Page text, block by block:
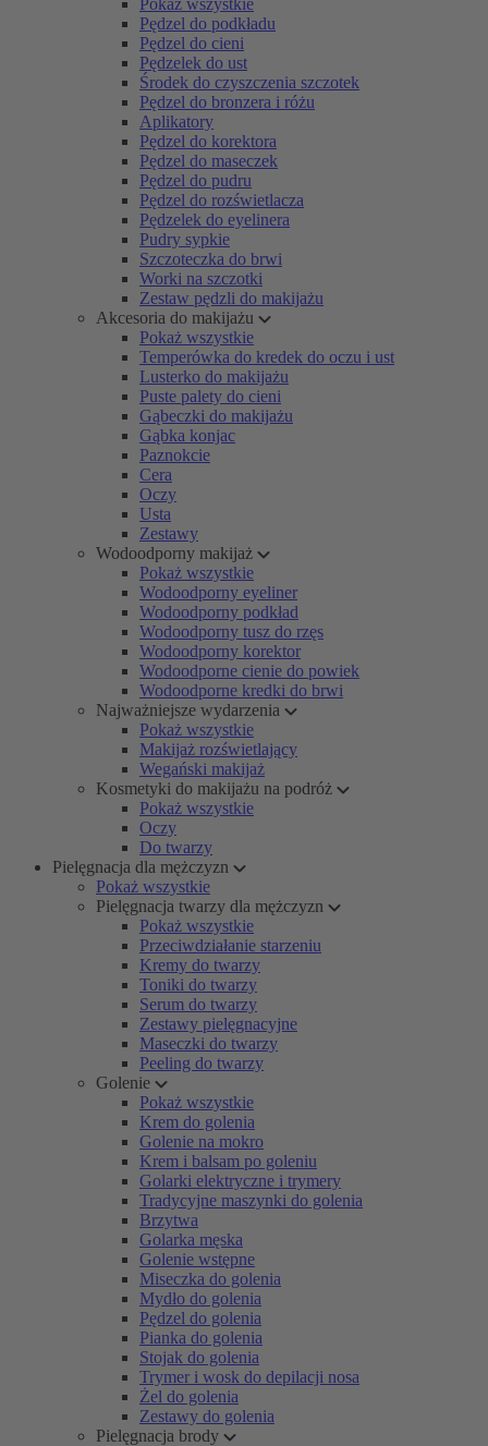
Pokaż wszystkie
Pędzel do podkładu
Pędzel do cieni
Pędzelek do ust
Środek do czyszczenia szczotek
Pędzel do bronzera i różu
Aplikatory
Pędzel do korektora
Pędzel do maseczek
Pędzel do pudru
Pędzel do rozświetlacza
Pędzelek do eyelinera
Pudry sypkie
Szczoteczka do brwi
Worki na szczotki
Zestaw pędzli do makijażu
Akcesoria do makijażu
Pokaż wszystkie
Temperówka do kredek do oczu i ust
Lusterko do makijażu
Puste palety do cieni
Gąbeczki do makijażu
Gąbka konjac
Paznokcie
Cera
Oczy
Usta
Zestawy
Wodoodporny makijaż
Pokaż wszystkie
Wodoodporny eyeliner
Wodoodporny podkład
Wodoodporny tusz do rzęs
Wodoodporny korektor
Wodoodporne cienie do powiek
Wodoodporne kredki do brwi
Najważniejsze wydarzenia
Pokaż wszystkie
Makijaż rozświetlający
Wegański makijaż
Kosmetyki do makijażu na podróż
Pokaż wszystkie
Oczy
Do twarzy
Pielęgnacja dla mężczyzn
Pokaż wszystkie
Pielęgnacja twarzy dla mężczyzn
Pokaż wszystkie
Przeciwdziałanie starzeniu
Kremy do twarzy
Toniki do twarzy
Serum do twarzy
Zestawy pielęgnacyjne
Maseczki do twarzy
Peeling do twarzy
Golenie
Pokaż wszystkie
Krem do golenia
Golenie na mokro
Krem i balsam po goleniu
Golarki elektryczne i trymery
Tradycyjne maszynki do golenia
Brzytwa
Golarka męska
Golenie wstępne
Miseczka do golenia
Mydło do golenia
Pędzel do golenia
Pianka do golenia
Stojak do golenia
Trymer i wosk do depilacji nosa
Żel do golenia
Zestawy do golenia
Pielęgnacja brody